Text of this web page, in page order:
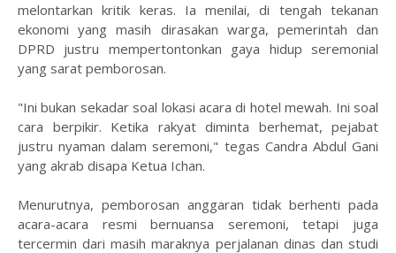
melontarkan kritik keras. Ia menilai, di tengah tekanan
ekonomi yang masih dirasakan warga, pemerintah dan
DPRD justru mempertontonkan gaya hidup seremonial
yang sarat pemborosan.
"Ini bukan sekadar soal lokasi acara di hotel mewah. Ini soal
cara berpikir. Ketika rakyat diminta berhemat, pejabat
justru nyaman dalam seremoni," tegas Candra Abdul Gani
yang akrab disapa Ketua Ichan.
Menurutnya, pemborosan anggaran tidak berhenti pada
acara-acara resmi bernuansa seremoni, tetapi juga
tercermin dari masih maraknya perjalanan dinas dan studi